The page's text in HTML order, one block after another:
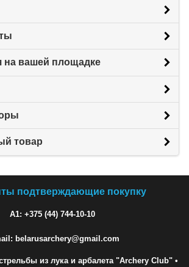
на вашей площадке
товар
подтверждающие покупку
A1: +375 (44) 744-10-10
belarusarchery@gmail.com
из лука и арбалета "Archery Club" •